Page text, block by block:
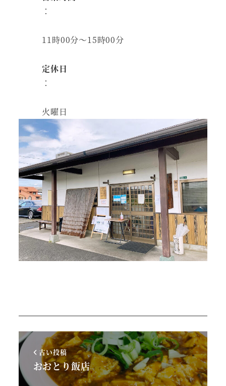
：
11時00分～15時00分
定休日
：
火曜日
古い投稿
おおとり飯店